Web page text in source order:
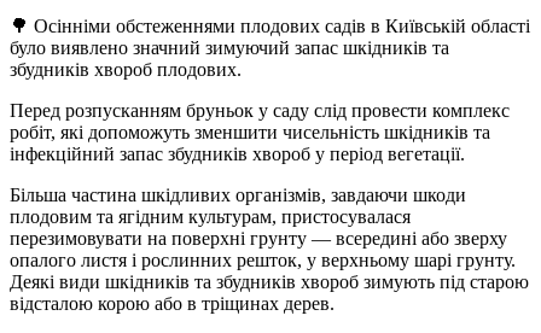
🌳 Осінніми обстеженнями плодових садів в Київській області
було виявлено значний зимуючий запас шкідників та
збудників хвороб плодових.
Перед розпусканням бруньок у саду слід провести комплекс
робіт, які допоможуть зменшити чисельність шкідників та
інфекційний запас збудників хвороб у період вегетації.
Більша частина шкідливих організмів, завдаючи шкоди
плодовим та ягідним культурам, пристосувалася
перезимовувати на поверхні грунту — всередині або зверху
опалого листя і рослинних решток, у верхньому шарі грунту.
Деякі види шкідників та збудників хвороб зимують під старою
відсталою корою або в тріщинах дерев.